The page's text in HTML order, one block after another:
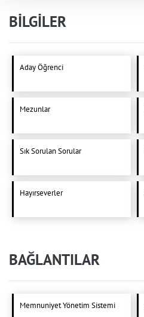
BİLGİLER
Aday Öğrenci
Mezunlar
Sık Sorulan Sorular
Hayırseverler
BAĞLANTILAR
Memnuniyet Yönetim Sistemi